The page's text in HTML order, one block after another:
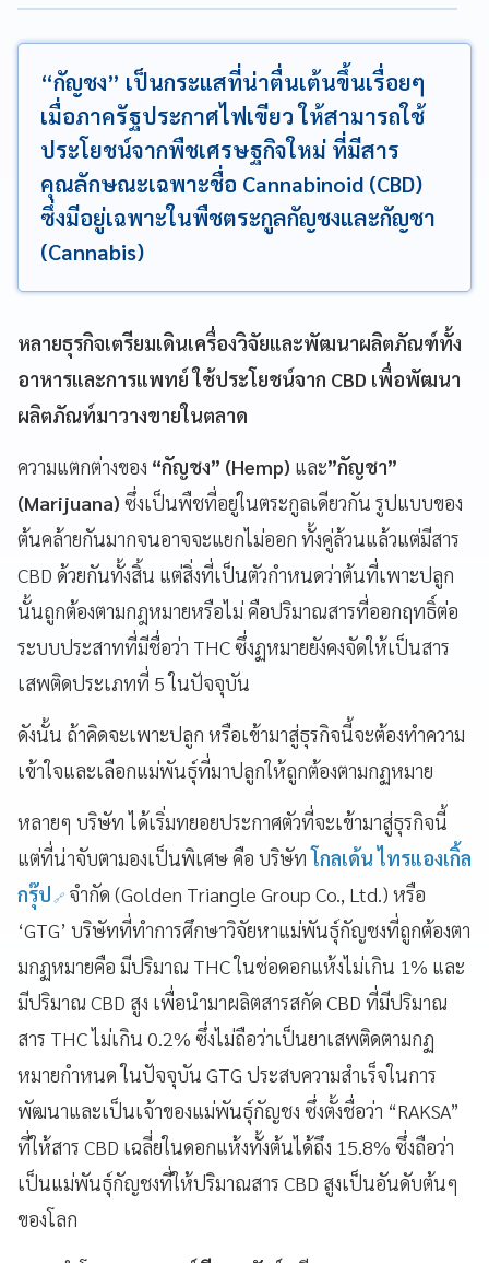
“​กัญชง” เป็นกระแสที่น่าตื่นเต้นขึ้นเรื่อยๆ
เมื่อภาครัฐประกาศไฟเขียว ให้สามารถใช้
ประโยชน์จากพืชเศรษฐกิจใหม่ ที่มีสาร
คุณลักษณะเฉพาะชื่อ Cannabinoid (CBD)
ซึ่งมีอยู่เฉพาะในพืชตระกูลกัญชงและกัญชา
(Cannabis)
หลายธุรกิจเตรียมเดินเครื่องวิจัยและพัฒนาผลิตภัณฑ์ทั้ง
อาหารและการแพทย์ ใช้ประโยชน์จาก CBD เพื่อพัฒนา
ผลิตภัณท์มาวางขายในตลาด
ความแตกต่างของ “กัญชง” (Hemp) และ”กัญชา”
(Marijuana) ซึ่งเป็นพืชที่อยู่ในตระกูลเดียวกัน รูปแบบของ
ต้นคล้ายกันมากจนอาจจะแยกไม่ออก ทั้งคู่ล้วนแล้วแต่มีสาร
CBD ด้วยกันทั้งสิ้น แต่สิ่งที่เป็นตัวกำหนดว่าต้นที่เพาะปลูก
นั้นถูกต้องตามกฎหมายหรือไม่ คือปริมาณสารที่ออกฤทธิ์ต่อ
ระบบประสาทที่มีชื่อว่า THC ซึ่งฏหมายยังคงจัดให้เป็นสาร
เสพติดประเภทที่ 5 ในปัจจุบัน
ดังนั้น ถ้าคิดจะเพาะปลูก หรือเข้ามาสู่ธุรกิจนี้จะต้องทำความ
เข้าใจและเลือกแม่พันธุ์ที่มาปลูกให้ถูกต้องตามกฏหมาย
​หลายๆ บริษัท ได้เริ่มทยอยประกาศตัวที่จะเข้ามาสู่ธุรกิจนี้
แต่ที่น่าจับตามองเป็นพิเศษ คือ บริษัทโกลเด้น ไทรแองเกิ้ล
กรุ๊ป จำกัด (Golden Triangle Group Co., Ltd.) หรือ
‘GTG’ บริษัทที่ทำการศึกษาวิจัยหาแม่พันธุ์กัญชงที่ถูกต้องตา
มกฏหมายคือ มีปริมาณ THC ในช่อดอกแห้งไม่เกิน 1% และ
มีปริมาณ CBD สูง เพื่อนำมาผลิตสารสกัด CBD ที่มีปริมาณ
สาร THC ไม่เกิน 0.2% ซึ่งไม่ถือว่าเป็นยาเสพติดตามกฏ
หมายกำหนด ในปัจจุบัน GTG ประสบความสำเร็จในการ
พัฒนาและเป็นเจ้าของแม่พันธุ์กัญชง ซึ่งตั้งชื่อว่า “RAKSA”
ที่ให้สาร CBD เฉลี่ยในดอกแห้งทั้งต้นได้ถึง 15.8% ซึ่งถือว่า
เป็นแม่พันธุ์กัญชงที่ให้ปริมาณสาร CBD สูงเป็นอันดับต้นๆ
ของโลก